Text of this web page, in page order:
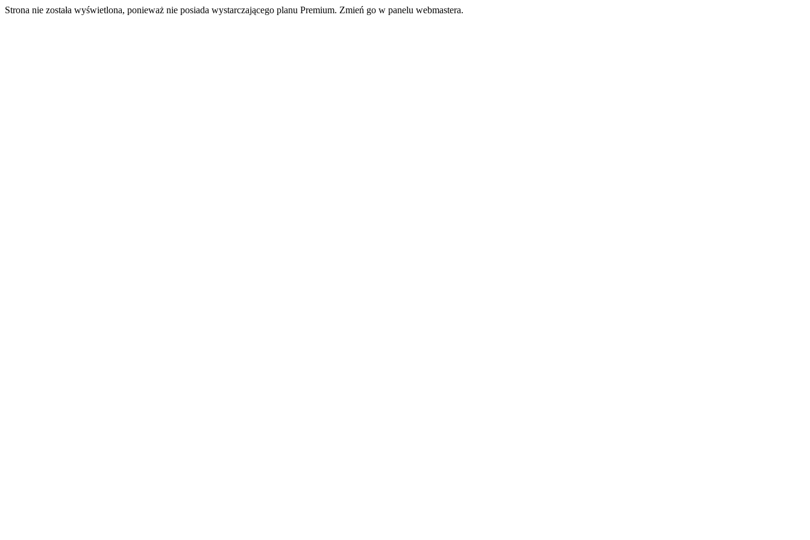
Strona nie została wyświetlona, ponieważ nie posiada wystarczającego planu Premium. Zmień go w panelu webmastera.